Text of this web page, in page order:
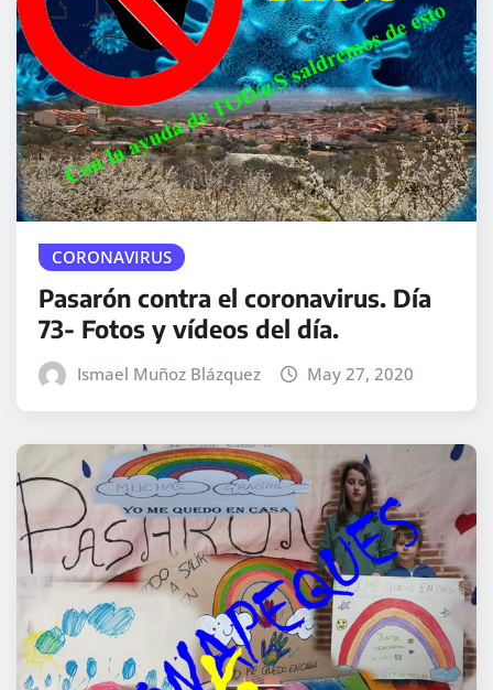
CORONAVIRUS
Pasarón contra el coronavirus. Día
73- Fotos y vídeos del día.
Ismael Muñoz Blázquez May 27, 2020